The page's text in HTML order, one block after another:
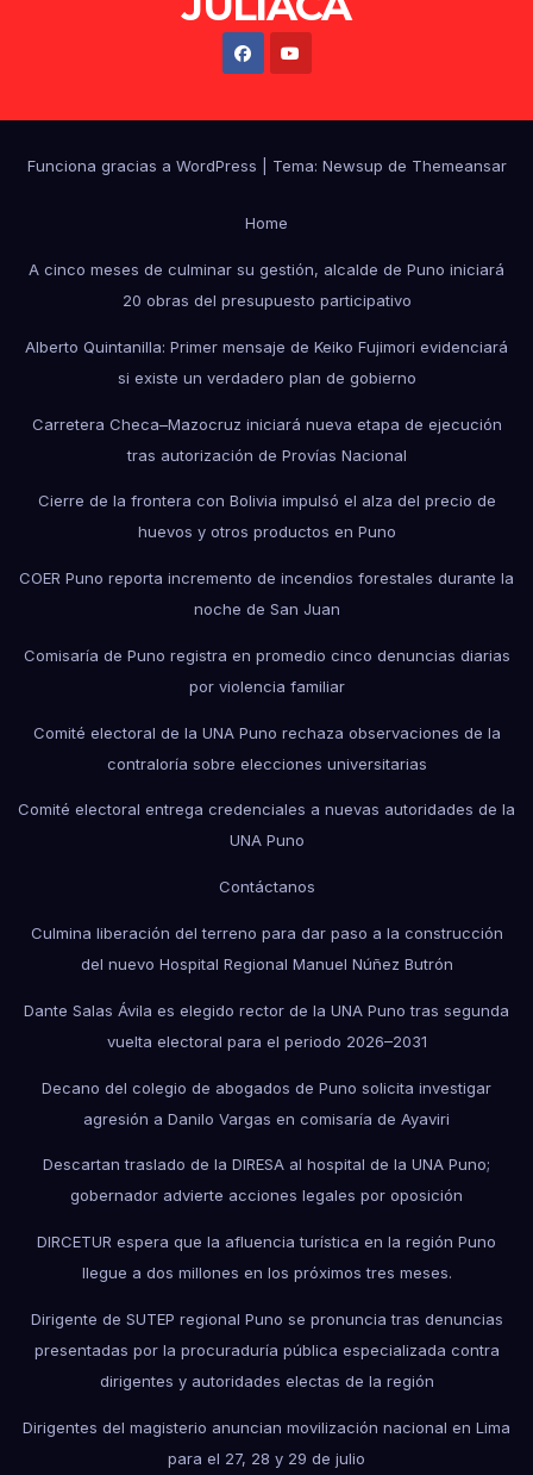
Funciona gracias a WordPress Tema: Newsup de Themeansar
Home
A cinco meses de culminar su gestión, alcalde de Puno iniciará
20 obras del presupuesto participativo
Alberto Quintanilla: Primer mensaje de Keiko Fujimori evidenciará
si existe un verdadero plan de gobierno
Carretera Checa–Mazocruz iniciará nueva etapa de ejecución
tras autorización de Provías Nacional
Cierre de la frontera con Bolivia impulsó el alza del precio de
huevos y otros productos en Puno
COER Puno reporta incremento de incendios forestales durante la
noche de San Juan
Comisaría de Puno registra en promedio cinco denuncias diarias
por violencia familiar
Comité electoral de la UNA Puno rechaza observaciones de la
contraloría sobre elecciones universitarias
Comité electoral entrega credenciales a nuevas autoridades de la
UNA Puno
Contáctanos
Culmina liberación del terreno para dar paso a la construcción
del nuevo Hospital Regional Manuel Núñez Butrón
Dante Salas Ávila es elegido rector de la UNA Puno tras segunda
vuelta electoral para el periodo 2026–2031
Decano del colegio de abogados de Puno solicita investigar
agresión a Danilo Vargas en comisaría de Ayaviri
Descartan traslado de la DIRESA al hospital de la UNA Puno;
gobernador advierte acciones legales por oposición
DIRCETUR espera que la afluencia turística en la región Puno
llegue a dos millones en los próximos tres meses.
Dirigente de SUTEP regional Puno se pronuncia tras denuncias
presentadas por la procuraduría pública especializada contra
dirigentes y autoridades electas de la región
Dirigentes del magisterio anuncian movilización nacional en Lima
para el 27, 28 y 29 de julio